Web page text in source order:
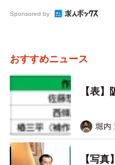
Sponsored by
おすすめニュース
【表
堀内
【写